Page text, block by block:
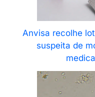
Anvisa recolhe
suspeita de